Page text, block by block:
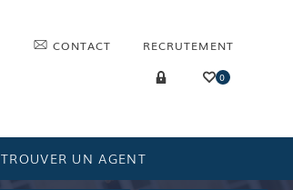
CONTACT RECRUTEMENT
0
TROUVER UN AGENT